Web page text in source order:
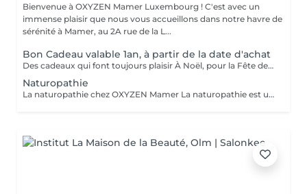
Bienvenue à OXYZEN Mamer Luxembourg ! C'est avec un
immense plaisir que nous vous accueillons dans notre havre de
sérénité à Mamer, au 2A rue de la L...
Bon Cadeau valable 1an, à partir de la date d'achat
Des cadeaux qui font toujours plaisir À Noël, pour la Fête des Mères, des Pères, des Grands-Mères, la Saint-Valentin, un anniversaire ou simplement pour faire plaisir : les bons cadeaux OXYZEN sont l'attention idéale. Offrez à vos proches une véritable expérience de bien-être inoubliable. * Vous pouvez acheter vos bons cadeaux directement en ligne sur Salonkee, de façon simple et sécurisée. * Vous pouvez également les commander via notre site internet : https://www.oxyzen.lu Sur notre site, vous avez la possibilité de recevoir un bon cadeau personnalisé, prêt à être imprimé, utilisable immédiatement. Nos bons cadeaux sont valides 1 an à compter de leur date d'achat. Ils peuvent être envoyés par courrier à l'adresse de votre choix ou reçus par mail immédiatement après validation de votre achat . Et si vous préférez le contact direct, il est aussi possible de venir les récupérer en mains propres sur rendez-vous.
Naturopathie
La naturopathie chez OXYZEN Mamer La naturopathie est une approche naturelle et personnalisée qui aide votre corps à retrouver équilibre et vitalité. Chez OXYZEN, nous mettons l'accent sur l'essentiel : la digestion. Une bonne digestion, c'est moins de ballonnements, plus d'énergie, un meilleur sommeil et des défenses renforcées. Pour cela, nous vous guidons notamment sur les bonnes associations alimentaires, afin de faciliter le travail digestif et d'éviter les inconforts. Chaque séance est un moment d'écoute et de conseils pratiques adaptés à votre rythme : hygiène alimentaire, sommeil, gestion du stress, plantes et solutions naturelles. Pas de frustration : l'idée est d'avancer étape par étape, pour des changements durables. Prenez rendez-vous dès aujourd'hui et découvrez comment améliorer votre bien-être en commençant par votre système digestif. Avertissement : Nos soins sont dédiés au bien-être et à la relaxation. Ils ne remplacent pas un suivi médical et ne relèvent pas de la kinésithérapie.